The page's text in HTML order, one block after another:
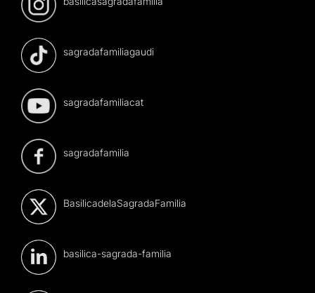
sagradafamiliagaudi
sagradafamiliacat
sagradafamilia
BasilicadelaSagradaFamilia
basilica-sagrada-familia